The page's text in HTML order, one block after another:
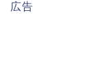
広告